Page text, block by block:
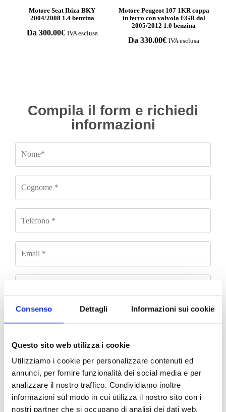
Consenso Dettagli Informazioni sui cookie
Questo sito web utilizza i cookie
Utilizziamo i cookie per personalizzare contenuti ed
annunci, per fornire funzionalità dei social media e per
analizzare il nostro traffico. Condividiamo inoltre
informazioni sul modo in cui utilizza il nostro sito con i
nostri partner che si occupano di analisi dei dati web,
Motore Seat Ibiza BKY
2004/2008 1.4 benzina
Da 300.00€ IVA esclusa
Motore Peugeot 107 1KR coppa
in ferro con valvola EGR dal
2005/2012 1.0 benzina
Da 330.00€ IVA esclusa
Compila il form e richiedi
informazioni